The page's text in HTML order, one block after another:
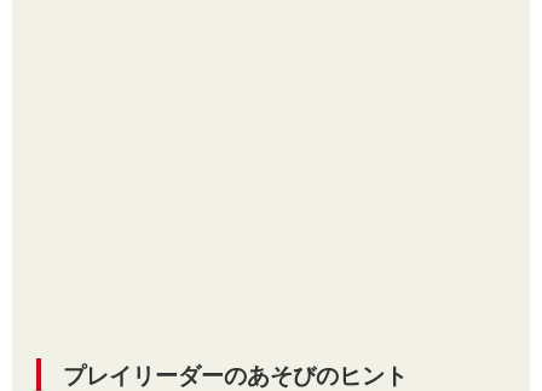
プレイリーダーのあそびのヒント